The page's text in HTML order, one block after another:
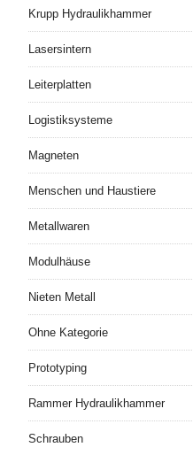
Krupp Hydraulikhammer
Lasersintern
Leiterplatten
Logistiksysteme
Magneten
Menschen und Haustiere
Metallwaren
Modulhäuse
Nieten Metall
Ohne Kategorie
Prototyping
Rammer Hydraulikhammer
Schrauben